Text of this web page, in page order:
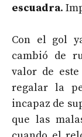
escuadra.
Con el gol
cambió de
valor de
regalar la
incapaz de
que las